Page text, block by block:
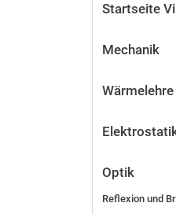
Startseite
Mechanik
Wärmelehre
Optik
Reflexion und